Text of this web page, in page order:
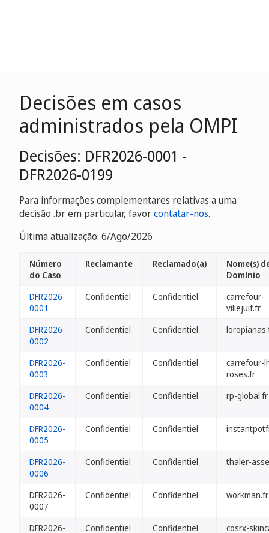
Decisões em casos
administrados pela OMPI
Decisões: DFR2026-0001 -
DFR2026-0199
Para informações complementares relativas a uma
decisão .br em particular, favorcontatar-nos.
Última atualização: 6/Ago/2026
Número
do Caso
Reclamante Reclamado(a)
Nome(s)
Domínio
DFR2026-
0001
Confidentiel Confidentiel
carrefour-
villejuif.fr
DFR2026-
0002
Confidentiel Confidentiel
DFR2026-
0003
Confidentiel Confidentiel
carrefour-
roses.fr
DFR2026-
0004
Confidentiel Confidentiel rp-global.fr
DFR2026-
0005
Confidentiel Confidentiel
DFR2026-
0006
Confidentiel Confidentiel thaler-
DFR2026-
0007
Confidentiel Confidentiel workman.fr
DFR2026-
Confidentiel Confidentiel cosrx-